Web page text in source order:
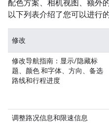
配色方案、相机视图、额外
以下列表介绍了您可以进行
修改
修改导航指南：显示/隐藏标
题、颜色 和字体、方向、备选
路线和行程进度
调整路况信息和限速信息